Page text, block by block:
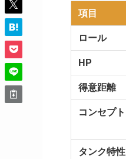
項目
ロール
HP
得意距離
コンセプト
タンク特性